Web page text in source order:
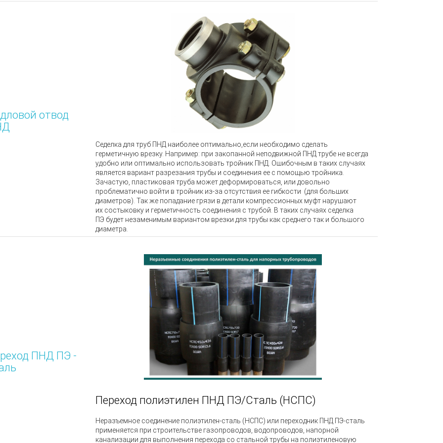
отвод
Седелка для труб ПНД наиболее оптимально,если необходимо сделать
герметичную врезку. Например: при закопанной неподвижной ПНД трубе не всегда
удобно или оптимально использовать тройник ПНД. Ошибочным в таких случаях
является вариант разрезания трубы и соединения ее с помощью тройника.
Зачастую, пластиковая труба может деформироваться, или довольно
проблематично войти в тройник из-за отсутствия ее гибкости (для больших
диаметров). Так же попадание грязи в детали компрессионных муфт нарушают
их состыковку и герметичность соединения с трубой. В таких случаях седелка
ПЭ будет незаменимым вариантом врезки для трубы как среднего так и большого
диаметра.
ПНД ПЭ -
Переход полиэтилен ПНД ПЭ/Сталь (НСПС)
Неразъемное соединение полиэтилен-сталь (НСПС) или переходник ПНД ПЭ-сталь
применяется при строительстве газопроводов, водопроводов, напорной
канализации для выполнения перехода со стальной трубы на полиэтиленовую